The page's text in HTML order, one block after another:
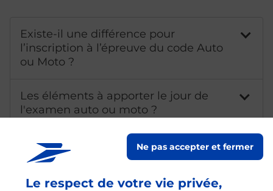
Le respect de votre vie privée,
Ne pas accepter et fermer
Existe-il une différence pour
l’inscription à l’épreuve du code Auto
ou Moto ?
Les éléments à apporter le jour de
l'examen auto ou moto ?
Quelles sont les pièces d’identité
acceptées pour le passage de
moto ?